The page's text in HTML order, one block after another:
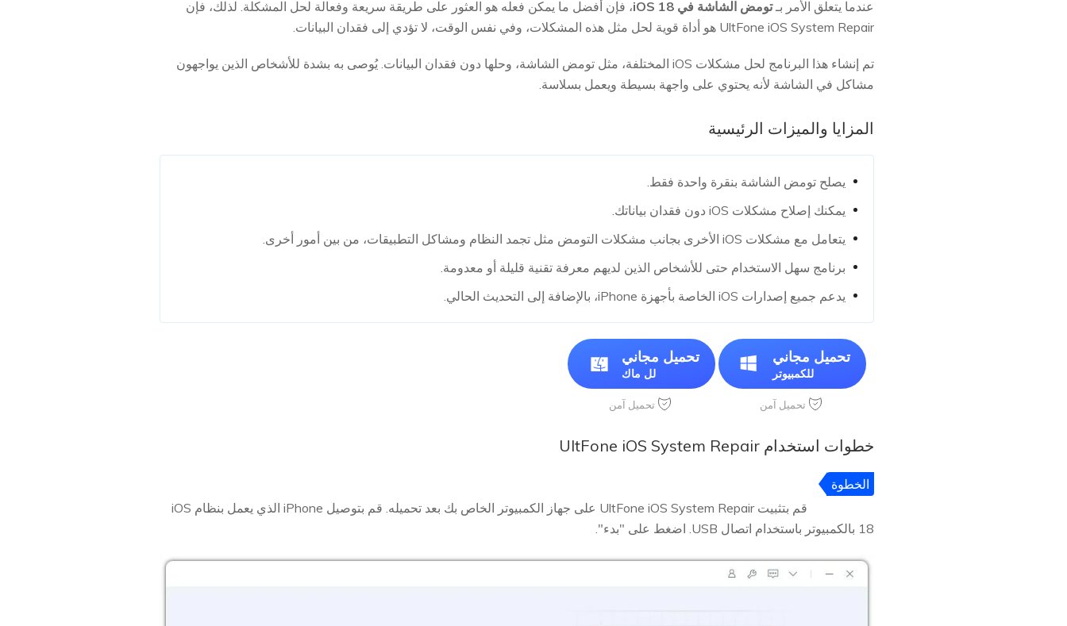
عندما يتعلق الأمر بـتومض الشاشة في iOS 18
، فإن أفضل ما يمكن فعله هو العثور على طريقة سريعة وفعالة لحل المشكلة. لذلك، فإن
UltFone iOS System Repair هو أداة قوية لحل مثل هذه المشكلات، وفي نفس الوقت، لا تؤدي إلى فقدان البيانات.
تم إنشاء هذا البرنامج لحل مشكلات iOS المختلفة، مثل تومض الشاشة، وحلها دون فقدان البيانات. يُوصى به بشدة للأشخاص الذين يواجهون
مشاكل في الشاشة لأنه يحتوي على واجهة بسيطة ويعمل بسلاسة.
المزايا والميزات الرئيسية
يصلح تومض الشاشة بنقرة واحدة فقط.
يمكنك إصلاح مشكلات iOS دون فقدان بياناتك.
يتعامل مع مشكلات iOS الأخرى بجانب مشكلات التومض مثل تجمد النظام ومشاكل التطبيقات، من بين أمور أخرى.
برنامج سهل الاستخدام حتى للأشخاص الذين لديهم معرفة تقنية قليلة أو معدومة.
يدعم جميع إصدارات iOS الخاصة بأجهزة iPhone، بالإضافة إلى التحديث الحالي.
تحميل مجاني
للكمبيوتر
تحميل آمن
تحميل مجاني
لل ماك
تحميل آمن
خطوات استخدام UltFone iOS System Repair
الخطوة
قم بتثبيت UltFone iOS System Repair على جهاز الكمبيوتر الخاص بك بعد تحميله. قم بتوصيل iPhone الذي يعمل بنظام iOS
18 بالكمبيوتر باستخدام اتصال USB. اضغط على "بدء".